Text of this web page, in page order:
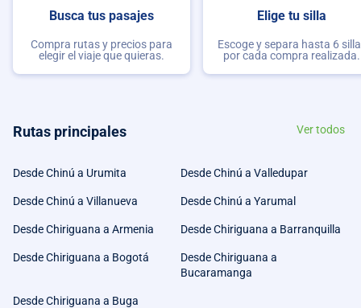
Busca tus pasajes
Compra rutas y precios para
elegir el viaje que quieras.
Elige tu silla
Escoge y separa hasta 6
por cada compra realizada.
Rutas principales Ver todos
Desde Chinú a Urumita Desde Chinú a Valledupar
Desde Chinú a Villanueva Desde Chinú a Yarumal
Desde Chiriguana a Armenia Desde Chiriguana a Barranquilla
Desde Chiriguana a Bogotá
Desde Chiriguana a
Bucaramanga
Desde Chiriguana a Buga